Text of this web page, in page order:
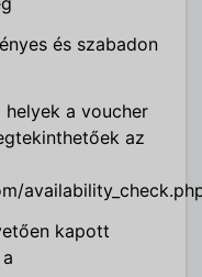
és szabadon
helyek a voucher
az
kapott